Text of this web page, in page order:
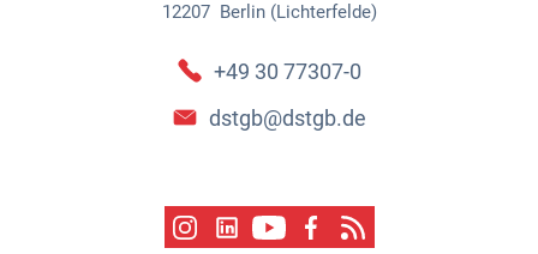
12207 Berlin (Lichterfelde)
+49 30 77307-0
dstgb@dstgb.de